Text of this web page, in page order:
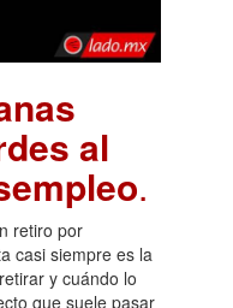
al
.
retiro por
casi siempre es la
y cuándo lo
que suele pasar